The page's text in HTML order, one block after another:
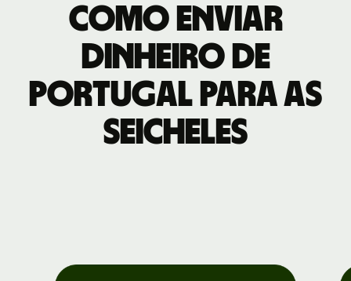
Como enviar
dinheiro de
Portugal para as
Seicheles